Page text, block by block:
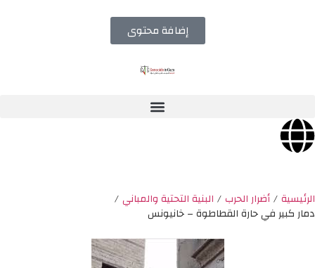
إضافة محتوى
الرئيسية/أضرار الحرب/ البنية التحتية والمباني/
دمار كبير في حارة القطاطوة – خانيونس